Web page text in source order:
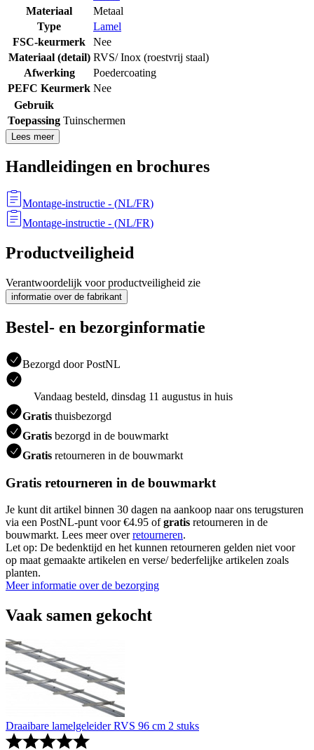
Materiaal
Metaal
Type
Lamel
FSC-keurmerk
Nee
Materiaal (detail) RVS/ Inox (roestvrij staal)
Afwerking
Poedercoating
PEFC Keurmerk Nee
Gebruik
Toepassing Tuinschermen
Lees meer
Handleidingen en brochures
Montage-instructie - (NL/FR)
Montage-instructie - (NL/FR)
Productveiligheid
Verantwoordelijk voor productveiligheid zie
informatie over de fabrikant
Bestel- en bezorginformatie
Bezorgd door PostNL
Vandaag besteld, dinsdag 11 augustus in huis
Gratis thuisbezorgd
Gratis bezorgd in de bouwmarkt
Gratis retourneren in de bouwmarkt
Gratis retourneren in de bouwmarkt
Je kunt dit artikel binnen 30 dagen na aankoop naar ons terugsturen
via een PostNL-punt voor €4.95 ofgratis retourneren in de
bouwmarkt. Lees meer overretourneren.
Let op: De bedenktijd en het kunnen retourneren gelden niet voor
op maat gemaakte artikelen en verse/ bederfelijke artikelen zoals
planten.
Meer informatie over de bezorging
Vaak samen gekocht
Draaibare lamelgeleider RVS 96 cm 2 stuks